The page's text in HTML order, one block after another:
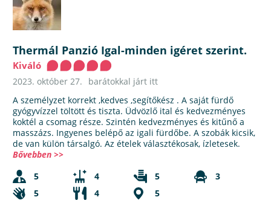
Thermál Panzió Igal-minden igéret szerint.
Kiváló
2023. október 27.
barátokkal járt itt
A személyzet korrekt ,kedves ,segítőkész . A saját fürdő
gyógyvízzel töltött és tiszta. Üdvözlő ital és kedvezményes
koktél a csomag része. Szintén kedvezményes és kitűnő a
masszázs. Ingyenes belépő az igali fürdőbe. A szobák kicsik,
de van külön társalgó. Az ételek választékosak, ízletesek.
Bővebben >>
5
4 5
3
5
4 5